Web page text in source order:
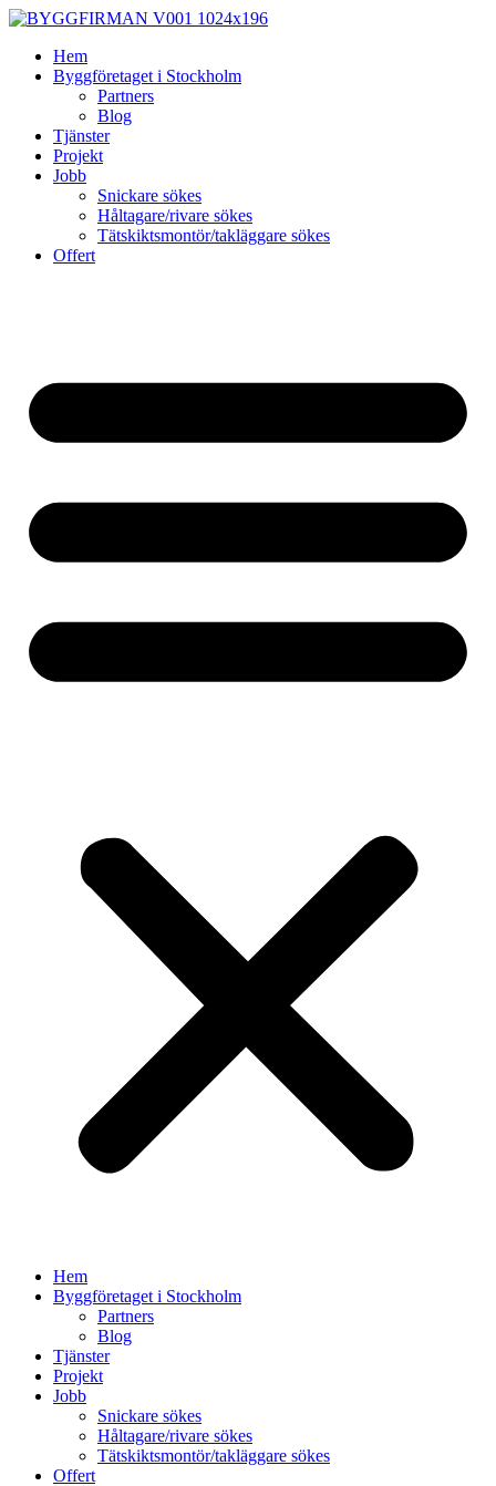
Skip
contentHem
Byggföretaget i Stockholm
Partners
Blog
Tjänster
Projekt
Jobb
Snickare sökes
Håltagare/rivare sökes
Tätskiktsmontör/takläggare sökes
Offert
Hem
Byggföretaget i Stockholm
Partners
Blog
Tjänster
Projekt
Jobb
Snickare sökes
Håltagare/rivare sökes
Tätskiktsmontör/takläggare sökes
Offert